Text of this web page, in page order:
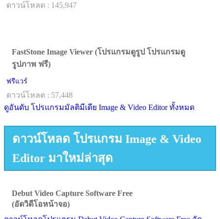
ดาวน์โหลด : 145,947
FastStone Image Viewer (โปรแกรมดูรูป โปรแกรมดู
รูปภาพ ฟรี)
ฟรีแวร์
ดาวน์โหลด : 57,448
ดูอันดับ โปรแกรมมัลติมีเดีย Image & Video Editor ทั้งหมด
ดาวน์โหลด โปรแกรม Image & Video
Editor มาใหม่ล่าสุด
Debut Video Capture Software Free
(อัดวิดีโอหน้าจอ)